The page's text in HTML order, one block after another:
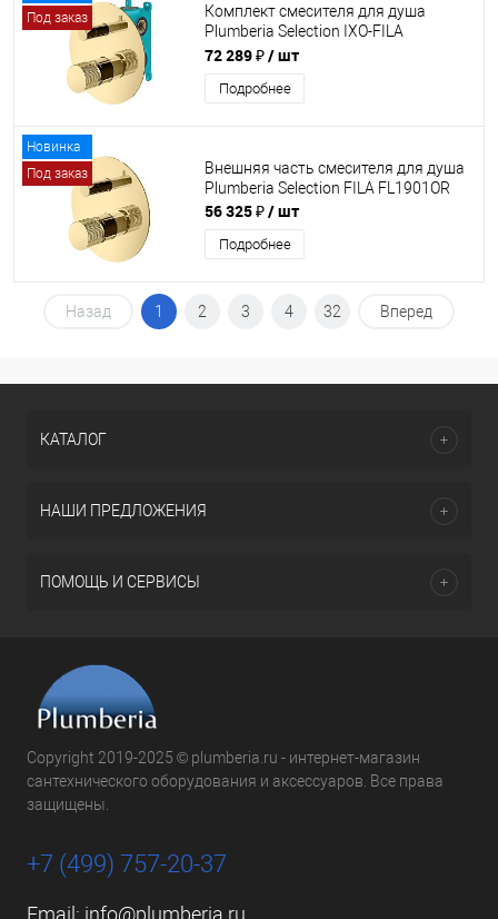
Под заказ
Комплект смесителя для душа
Plumberia Selection IXO-FILA
KITFL1901OR
72 289 ₽/ шт
Подробнее
Новинка
Под заказ
Внешняя часть смесителя для душа
Plumberia Selection FILA FL1901OR
56 325 ₽/ шт
Подробнее
Назад 1 2 3 4 32 Вперед
КАТАЛОГ
НАШИ ПРЕДЛОЖЕНИЯ
ПОМОЩЬ И СЕРВИСЫ
Copyright 2019-2025 © plumberia.ru - интернет-магазин
сантехнического оборудования и аксессуаров. Все права
защищены.
+7 (499) 757-20-37
Email: info@plumberia.ru